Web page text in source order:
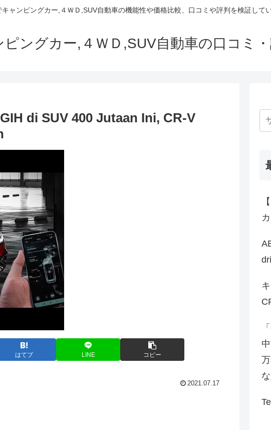
ャンピングカー,４ＷＤ,SUV自動車の機能性や価格比較、口コミや評判を検証してい
ピングカー,４ＷＤ,SUV自動車の口コミ
di SUV 400 Jutaan Ini, CR-V
はてブ LINE コピー
2021.07.17